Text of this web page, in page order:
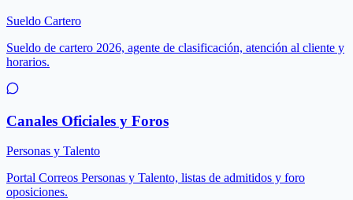
Sueldo Cartero
Sueldo de cartero 2026, agente de clasificación, atención al cliente y
horarios.
Canales Oficiales y Foros
Personas y Talento
Portal Correos Personas y Talento, listas de admitidos y foro
oposiciones.